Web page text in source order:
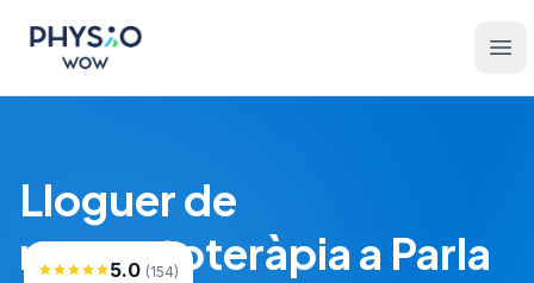
Physio WOW
Lloguer de
magnetoteràpia a Parla
5.0 (154)